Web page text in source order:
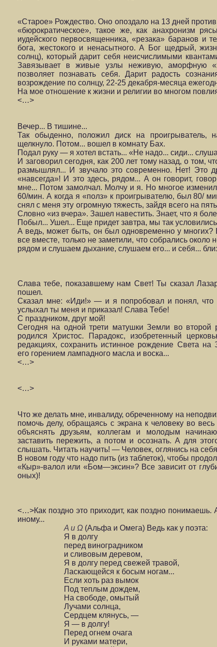
«Старое» Рождество. Оно опоздало на 13 дней
«бюрократическое», такое же, как анахро­низм
иудейского первосвященни­ка, «резака» баранов и
бога, же­стокого и ненасытного. А Бог щедрый,
солнц), который дарит себя неисчислимыми
Завязывает в живые узлы неживую, амор­фную
позволяет познавать себя. Да­рит радость
возрождение по солнцу, 22-25 декабря-месяца
На мое отношение к жизни и религии во многом
<…>
Вечер... В тишине...
Так обыденно, положил диск на проигрыватель,
щелкнуло. Потом... вошел в комнату Бах.
Подал руку — я хотел встать... «Не надо... сиди...
И заговорил сегодня, как 200 лет тому назад, о том,
размышлял... И звучало это современно. Нет! Это
«навсегда»! И это здесь, рядом... А он говорит,
мне... Потом замолчал. Молчу и я. Но многое
60/мин. А когда я «полз» к проигрывателю, был 80/
снял с меня эту огромную тя­жесть, зайдя всего на
Слов­но «из вчера». Зашел навестить. Знает, что я
Побыл... Ушел... Еще придет завтра, мы так
А ведь, может быть, он был одновременно у
все вместе, только не заметили, что собрались
рядом и слушаем дыхание, слушаем его... и себя...
Слава тебе, показавшему нам Свет! Ты сказал
пошел.
Сказал мне: «Иди!» — и я попробовал и понял, что
услыхал ты меня и приказал! Слава Тебе!
С праздником, друг мой!
Сегодня на одной трети матушки Земли во
родился Христос. Парадокс, изобретенный
редакциях, сохранить истинное рожде­ние Света
его горением лампад­ного масла и воска...
<…>
<…>
Что же делать мне, инвалиду, обреченному на
помочь делу, обращаясь с экрана к челове­ку во
объяснять друзьям, кол­легам и молодым
заставить пережить, а потом и осознать. А для
слышать. Читать научить! — Человек, оглянись на
В новом году что надо пить (из таблеток), чтобы
«Кыр»-валол или «Бом—эксин»? Все зависит от
оных)!
<…>Как поздно это приходит, как поздно
иному...
Α и Ω (Альфа и Омега) Ведь как у поэта:
Я в долгу
перед виноградником
и сливовым деревом,
Я в долгу перед свежей травой,
Ласкающейся к босым ногам...
Если хоть раз вымок
Под теплым дождем,
На свободе, омытый
Лучами солнца,
Сердцем клянусь, —
Я — в долгу!
Перед огнем очага
И руками матери,